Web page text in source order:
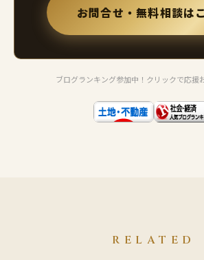
お問合せ・無料相談は
ブログランキング参加中！クリックで応援
RELATED